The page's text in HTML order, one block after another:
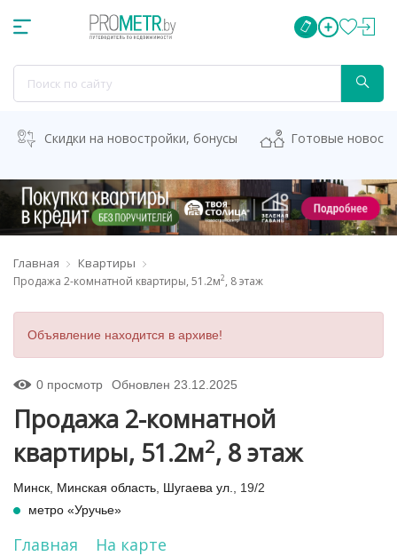
Скидки на новостройки, бонусы Готовые
Главная Квартиры
Продажа 2-комнатной квартиры, 51.2м2, 8 этаж
Объявление находится в архиве!
0 просмотр Обновлен 23.12.2025
Продажа 2-комнатной
квартиры, 51.2м2, 8 этаж
Минск Минская область Шугаева ул.
, 19/2
метро «Уручье»
Главная На карте